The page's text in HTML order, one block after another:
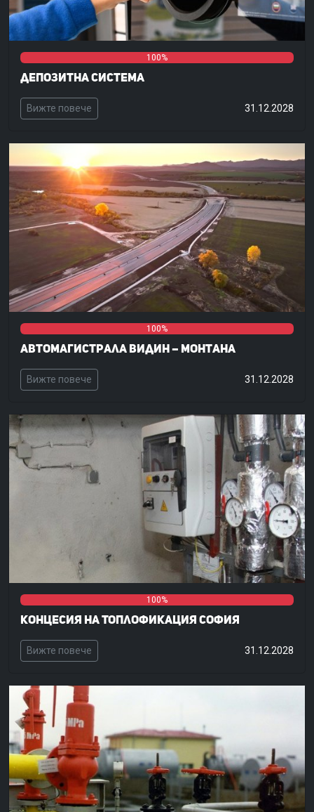
0%
0% 100%
Депозитна система
Вижте повече 31.12.2028
0%
0% 100%
Автомагистрала Видин – Монтана
Вижте повече 31.12.2028
0%
0% 100%
Концесия на Топлофикация София
Вижте повече 31.12.2028